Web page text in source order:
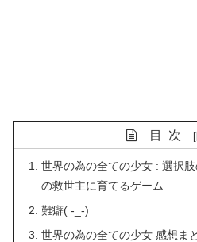
目次
世界の為の全ての少女 : 選択
の救世主に育てるゲーム
難癖( -_-)
世界の為の全ての少女 感想ま